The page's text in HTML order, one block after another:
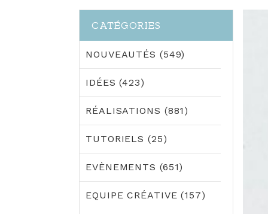
CATÉGORIES
NOUVEAUTÉS (549)
IDÉES (423)
RÉALISATIONS (881)
TUTORIELS (25)
EVÈNEMENTS (651)
EQUIPE CRÉATIVE (157)